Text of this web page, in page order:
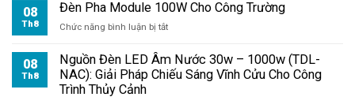
Quảng
08
Th8
Đèn Pha Module 100W Cho Công Trường
Chức năng bình luận bị tắtở
Pha
Module
100W
08
Th8
Nguồn Đèn LED Âm Nước 30w – 1000w (TDL-
NAC): Giải Pháp Chiếu Sáng Vĩnh Cửu Cho Công
Trình Thủy Cảnh